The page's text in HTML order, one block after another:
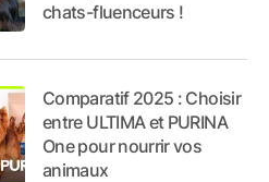
chats-fluenceurs !
Comparatif 2025 : Choisir
entre ULTIMA et PURINA
One pour nourrir vos
animaux